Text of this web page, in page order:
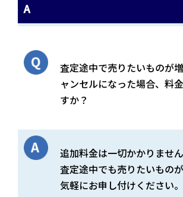
A
査定途中で売りたいものが
ャンセルになった場合、料
すか？
追加料金は一切かかりません
査定途中でも売りたいもの
気軽にお申し付けください。